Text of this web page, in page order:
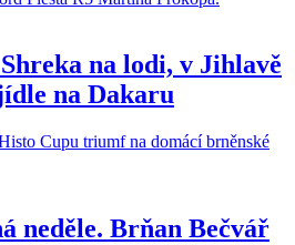
na lodi, v Jihlavě
na Dakaru
neděle. Brňan Bečvář